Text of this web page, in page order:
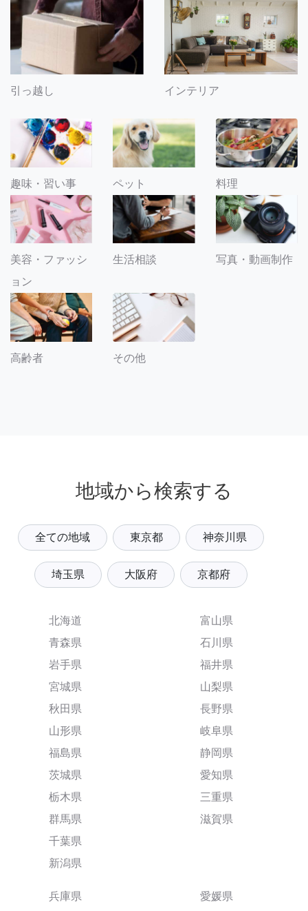
引っ越し インテリア
趣味・習い事 ペット 料理
美容・ファッシ
ョン
生活相談 写真・動画制作
高齢者 その他
地域から検索する
全ての地域 東京都 神奈川県
埼玉県 大阪府 京都府
北海道
青森県
岩手県
宮城県
秋田県
山形県
福島県
茨城県
栃木県
群馬県
千葉県
新潟県
富山県
石川県
福井県
山梨県
長野県
岐阜県
静岡県
愛知県
三重県
滋賀県
兵庫県
愛媛県